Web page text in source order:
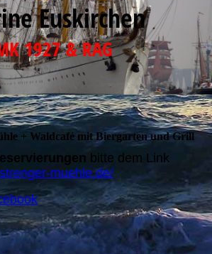
Euskirchen
1927 & RAG
+ Waldcafé mit Biergarten und Grill
bitte dem Link
muehle.de/